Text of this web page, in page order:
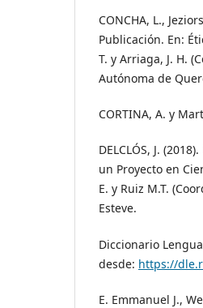
CONCHA, L.,
Publicación. En:
T. y Arriaga, J. H.
Autónoma de
CORTINA, A. y
DELCLÓS, J.
un Proyecto en
E. y Ruiz M.T.
Esteve.
Diccionario
desde: https://
E. Emmanuel J.,